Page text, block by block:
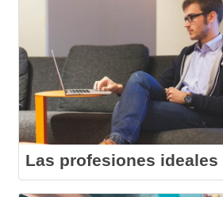
Las profesiones ideales